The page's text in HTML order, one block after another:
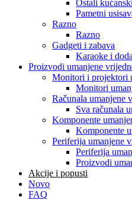
Ostali
Pametni
Razno
Razno
Gadgeti i zabava
Karaoke i
Proizvodi umanjene
Monitori i projektori
Monitori
Računala umanjene
Sva računala
Komponente
Komponente
Periferija umanjene
Periferija
Proizvodi
Akcije i popusti
Novo
FAQ